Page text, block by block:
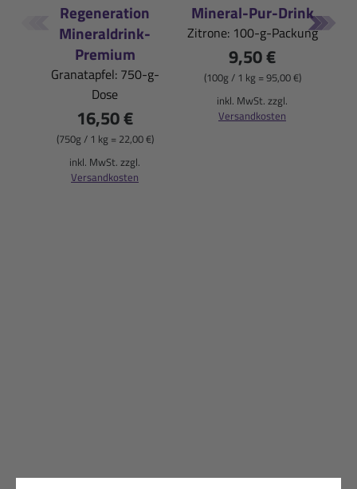
Regeneration
Mineraldrink-
Premium
Granatapfel: 750-g-
Dose
16,50 €
(750g / 1 kg = 22,00 €)
inkl. MwSt. zzgl.
Versandkosten
Mineral-Pur-Drink
Zitrone: 100-g-Packung
9,50 €
(100g / 1 kg = 95,00 €)
inkl. MwSt. zzgl.
Versandkosten